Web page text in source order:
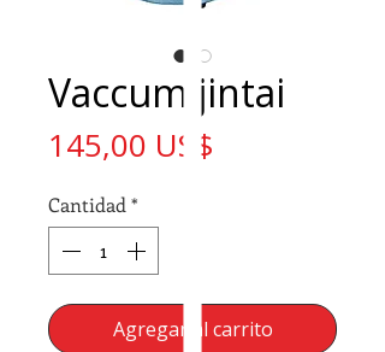
Vaccum jintai
145,00 US$
Cantidad *
Agregar al carrito